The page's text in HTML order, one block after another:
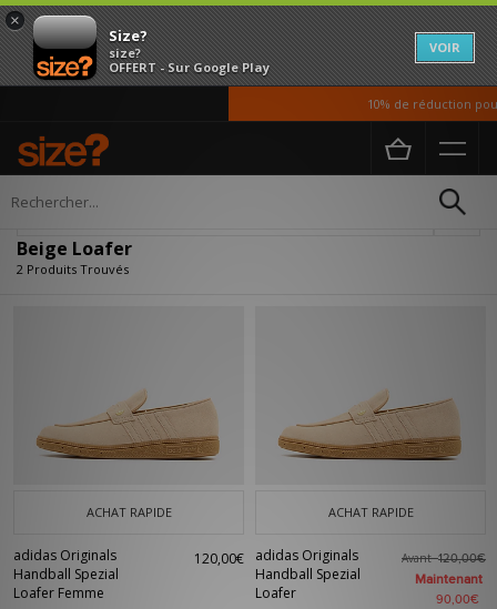
×
Size?
size?
OFFERT - Sur Google Play
VOIR
10% de réduction
Accueil Beige Loafer
Beige Loafer
2 Produits Trouvés
ACHAT RAPIDE
adidas Originals
Handball Spezial
Loafer Femme
120,00€
ACHAT RAPIDE
adidas Originals
Handball Spezial
Loafer
Avant120,00€
Maintenant
90,00€